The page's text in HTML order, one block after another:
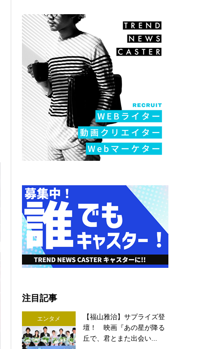
注目記事
エンタメ
【福山雅治】サプライズ登
壇！ 映画『あの星が降る
丘で、君とまた出会い...